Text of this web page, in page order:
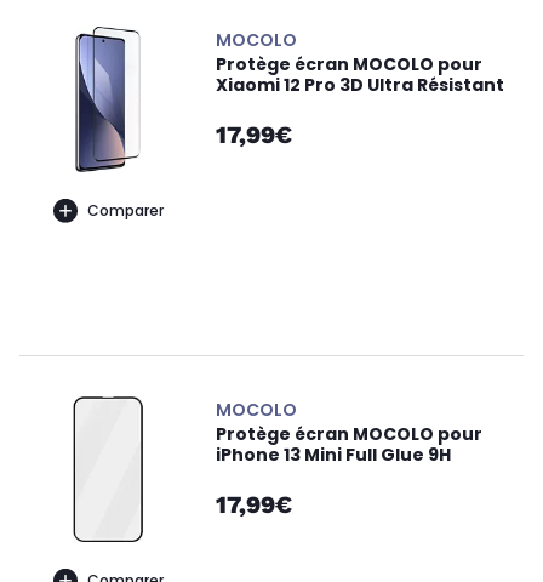
Comparer
MOCOLO
Protège écran MOCOLO pour
Xiaomi 12 Pro 3D Ultra Résistant
17,99€
MOCOLO
Protège écran MOCOLO pour
iPhone 13 Mini Full Glue 9H
17,99€